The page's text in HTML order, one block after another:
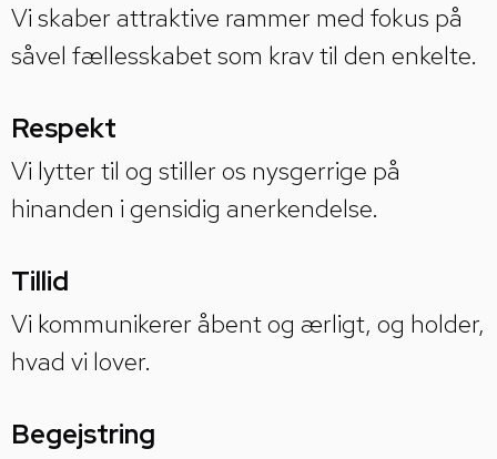
Vi skaber attraktive rammer med fokus på
såvel fællesskabet som krav til den enkelte.
Respekt
Vi lytter til og stiller os nysgerrige på
hinanden i gensidig anerkendelse.
Tillid
Vi kommunikerer åbent og ærligt, og holder,
hvad vi lover.
Begejstring